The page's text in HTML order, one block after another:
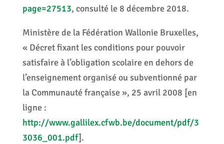
page=27513, consulté le 8 décembre 2018.
Ministère de la Fédération Wallonie Bruxelles,
« Décret fixant les conditions pour pouvoir
satisfaire à l’obligation scolaire en dehors de
l’enseignement organisé ou subventionné par
la Communauté française », 25 avril 2008 [en
ligne :
http://www.gallilex.cfwb.be/document/pdf/3
3036_001.pdf].